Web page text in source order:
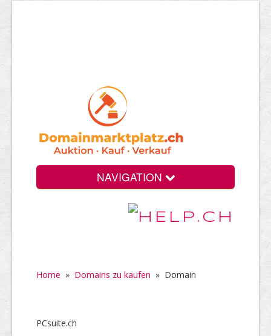
NAVIGATION
Home » Domains zu kaufen » Domain
PCsuite.ch